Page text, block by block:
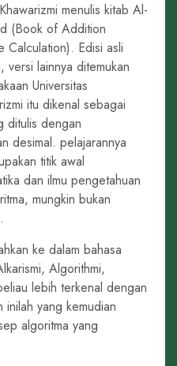
menulis kitab Al-
(Book of Addition
Calculation). Edisi asli
lainnya ditemukan
Universitas
itu dikenal sebagai
ditulis dengan
desimal. pelajarannya
titik awal
dan ilmu pengetahuan
mungkin bukan
ke dalam bahasa
Algorithmi,
lebih terkenal dengan
yang kemudian
algoritma yang